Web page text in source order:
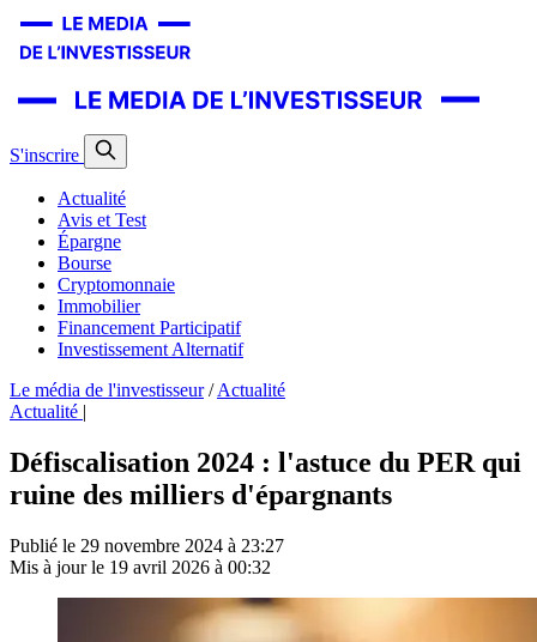
S'inscrire
Actualité
Avis et Test
Épargne
Bourse
Cryptomonnaie
Immobilier
Financement Participatif
Investissement Alternatif
Le média de l'investisseur / Actualité
Actualité |
Défiscalisation 2024 : l'astuce du PER qui
ruine des milliers d'épargnants
Publié le 29 novembre 2024 à 23:27
Mis à jour le 19 avril 2026 à 00:32